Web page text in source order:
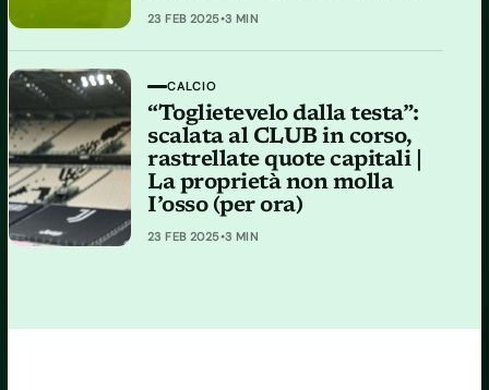
23 FEB 2025•3 MIN
CALCIO
“Toglietevelo dalla testa”:
scalata al CLUB in corso,
rastrellate quote capitali |
La proprietà non molla
I’osso (per ora)
23 FEB 2025•3 MIN